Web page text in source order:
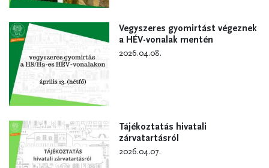
Vegyszeres gyomirtást végeznek
a HÉV-vonalak mentén
2026.04.08.
Tájékoztatás hivatali
zárvatartásról
2026.04.07.